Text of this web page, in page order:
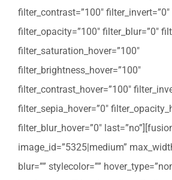
filter_contrast=”100″
filter_opacity=”100″ filter_blur=”0″
filter_saturation_hover=”100″
filter_brightness_hover=”100″
filter_contrast_hover=”100″
filter_sepia_hover=”0″
filter_blur_hover=”0″
image_id=”5325|medium”
blur=”” stylecolor=””